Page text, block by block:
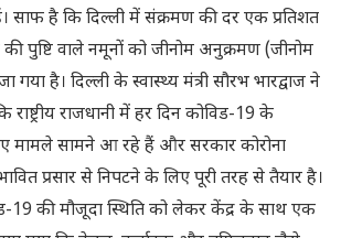
है कि दिल्ली में संक्रमण की दर एक प्रतिशत
पुष्टि वाले नमूनों को जीनोम अनुक्रमण (जीनोम
है। दिल्ली के स्वास्थ्य मंत्री सौरभ भारद्वाज ने
राष्ट्रीय राजधानी में हर दिन कोविड-19 के
मामले सामने आ रहे हैं और सरकार कोरोना
प्रसार से निपटने के लिए पूरी तरह से तैयार है।
19 की मौजूदा स्थिति को लेकर केंद्र के साथ एक